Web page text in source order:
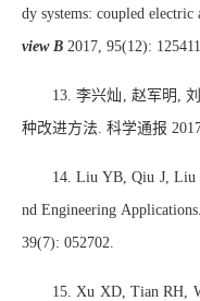
dy systems: coupled electric
view B 2017, 95(12): 125411.
13. 李兴灿, 赵军明,
种改进方法. 科学通报
14. Liu YB, Qiu J, Liu
nd Engineering Applications.
39(7): 052702.
15. Xu XD, Tian RH,